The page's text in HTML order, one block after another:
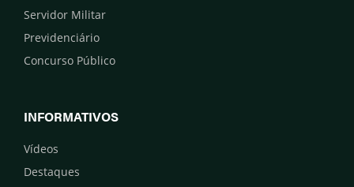
Servidor Militar
Previdenciário
Concurso Público
INFORMATIVOS
Vídeos
Destaques